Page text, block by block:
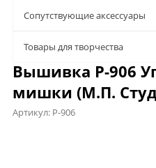
Сопутствующие аксессуары
Товары для творчества
Вышивка Р-906
мишки (М.П.
Артикул: Р-906